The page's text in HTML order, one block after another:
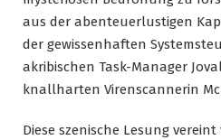
aus der abenteuerlustigen
der gewissenhaften
akribischen Task-Manager
knallharten Virenscannerin
Diese szenische Lesung